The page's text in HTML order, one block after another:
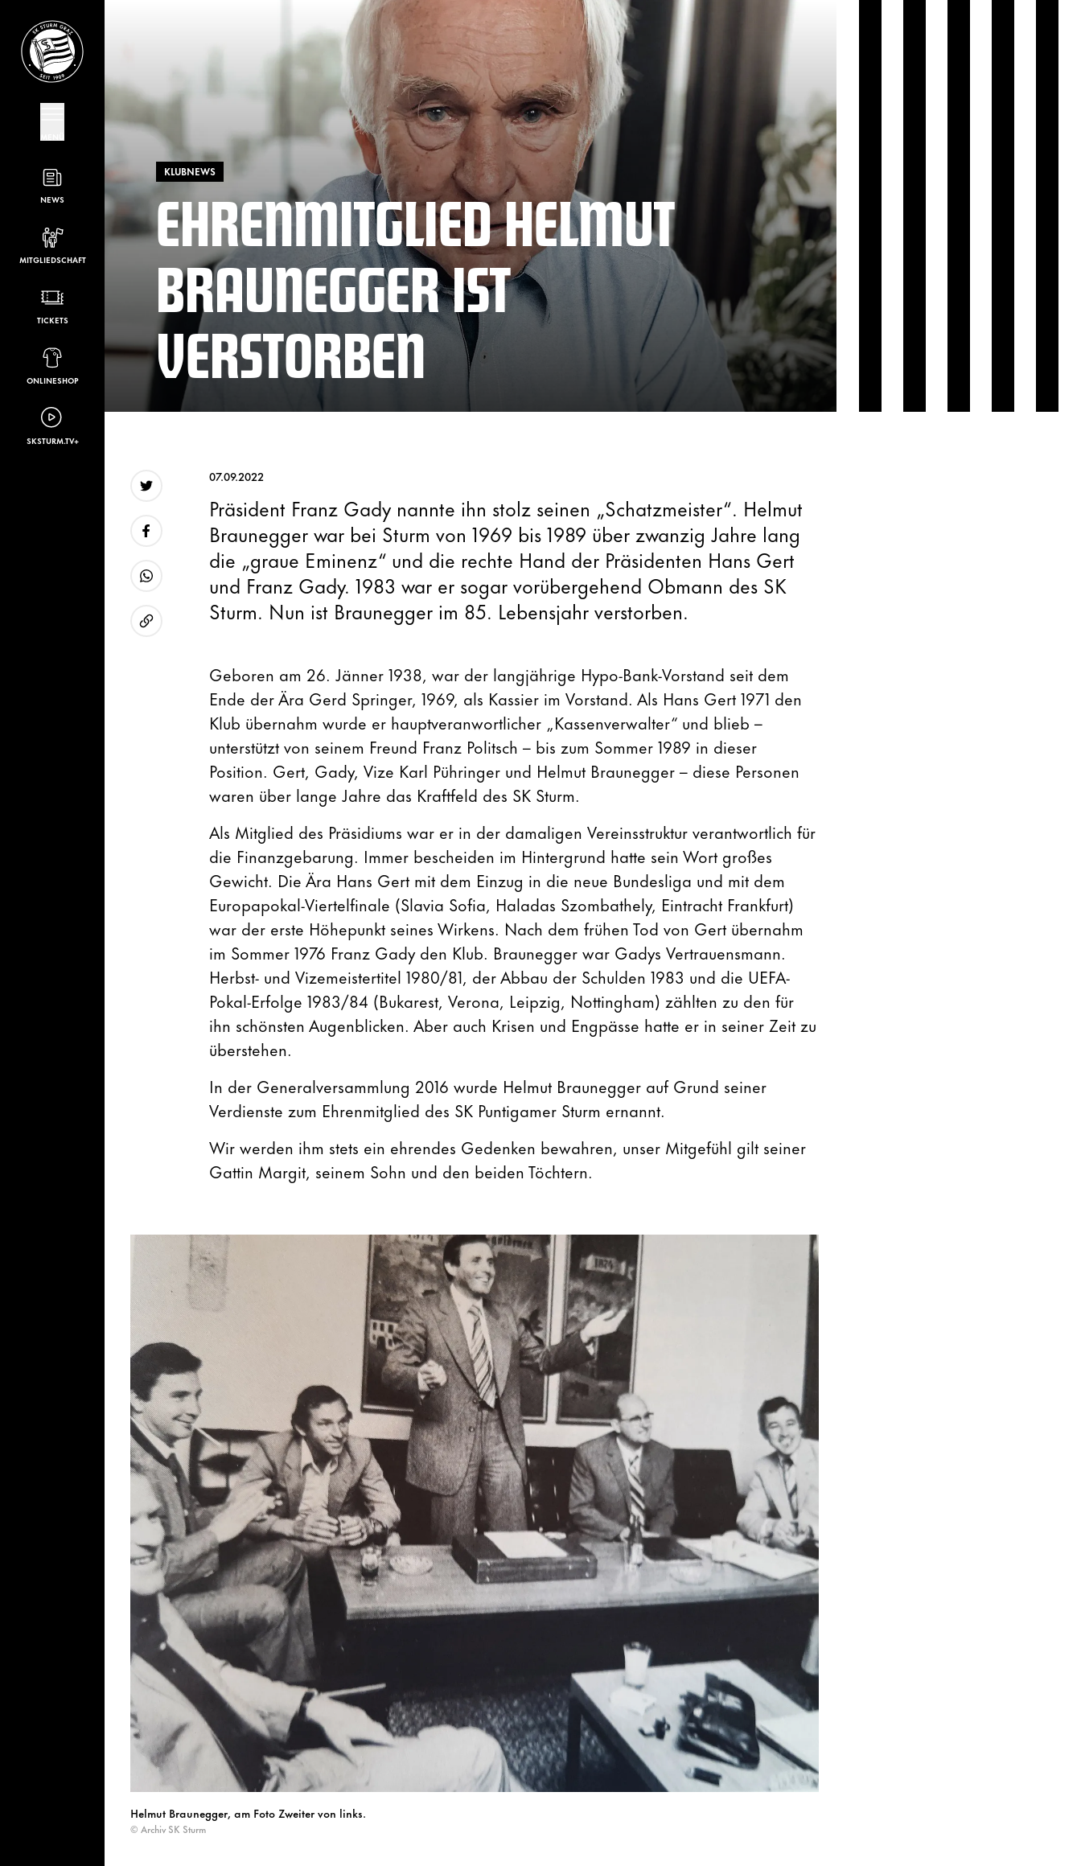
NEWS
MITGLIEDSCHAFT
TICKETS
ONLINESHOP
SKSTURM.TV+
KLUBNEWS
EHRENMITGLIED HELMUT
BRAUNEGGER IST
VERSTORBEN
07.09.2022
Präsident Franz Gady nannte ihn stolz seinen „Schatzmeister“. Helmut
Braunegger war bei Sturm von 1969 bis 1989 über zwanzig Jahre lang
die „graue Eminenz“ und die rechte Hand der Präsidenten Hans Gert
und Franz Gady. 1983 war er sogar vorübergehend Obmann des SK
Sturm. Nun ist Braunegger im 85. Lebensjahr verstorben.
Geboren am 26. Jänner 1938, war der langjährige Hypo-Bank-Vorstand seit dem
Ende der Ära Gerd Springer, 1969, als Kassier im Vorstand. Als Hans Gert 1971 den
Klub übernahm wurde er hauptveranwortlicher „Kassenverwalter“ und blieb –
unterstützt von seinem Freund Franz Politsch – bis zum Sommer 1989 in dieser
Position. Gert, Gady, Vize Karl Pühringer und Helmut Braunegger – diese Personen
waren über lange Jahre das Kraftfeld des SK Sturm.
Als Mitglied des Präsidiums war er in der damaligen Vereinsstruktur verantwortlich für
die Finanzgebarung. Immer bescheiden im Hintergrund hatte sein Wort großes
Gewicht. Die Ära Hans Gert mit dem Einzug in die neue Bundesliga und mit dem
Europapokal-Viertelfinale (Slavia Sofia, Haladas Szombathely, Eintracht Frankfurt)
war der erste Höhepunkt seines Wirkens. Nach dem frühen Tod von Gert übernahm
im Sommer 1976 Franz Gady den Klub. Braunegger war Gadys Vertrauensmann.
Herbst- und Vizemeistertitel 1980/81, der Abbau der Schulden 1983 und die UEFA-
Pokal-Erfolge 1983/84 (Bukarest, Verona, Leipzig, Nottingham) zählten zu den für
ihn schönsten Augenblicken. Aber auch Krisen und Engpässe hatte er in seiner Zeit zu
überstehen.
In der Generalversammlung 2016 wurde Helmut Braunegger auf Grund seiner
Verdienste zum Ehrenmitglied des SK Puntigamer Sturm ernannt.
Wir werden ihm stets ein ehrendes Gedenken bewahren, unser Mitgefühl gilt seiner
Gattin Margit, seinem Sohn und den beiden Töchtern.
Helmut Braunegger, am Foto Zweiter von links.
© Archiv SK Sturm